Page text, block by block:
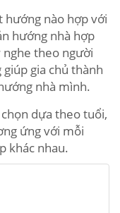
hướng nào hợp với
hướng nhà hợp
theo người
gia chủ thành
nhà mình.
dựa theo tuổi,
ứng với mỗi
khác nhau.